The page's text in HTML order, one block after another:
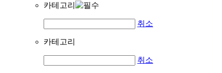
카테고리
취소
카테고리
취소